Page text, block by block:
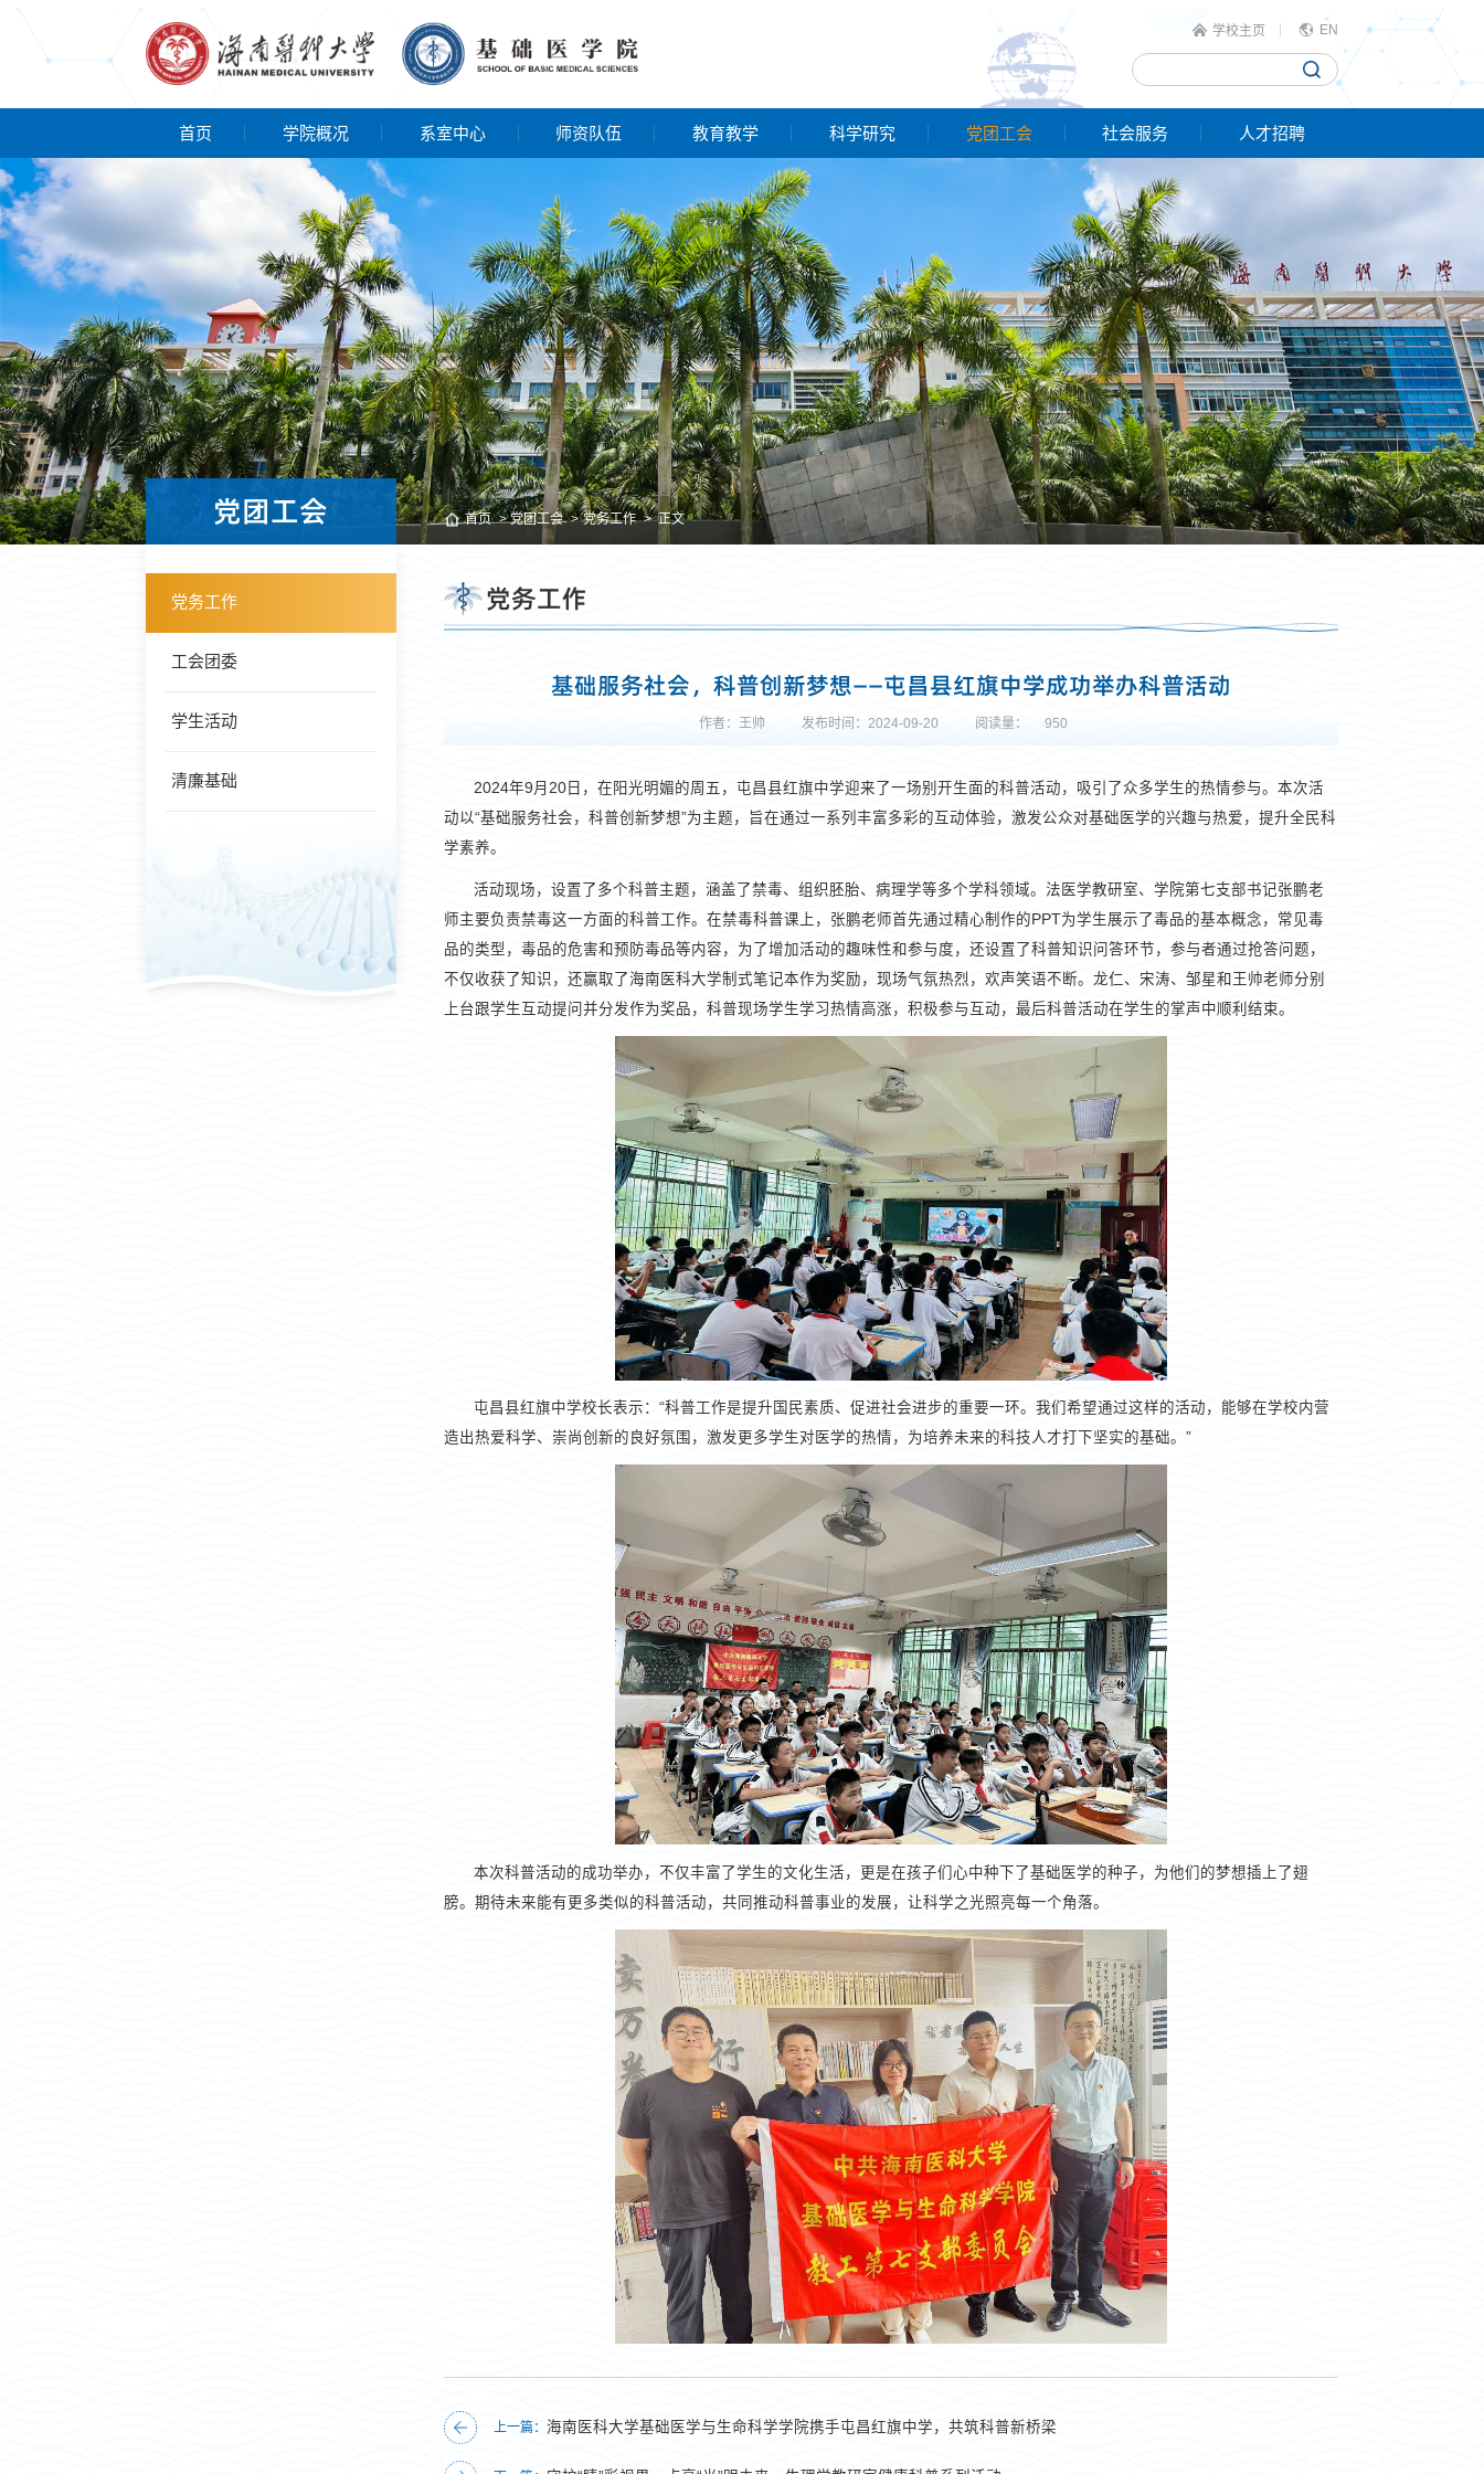
学校主页 EN
首页 学院概况 系室中心 师资队伍 教育教学 科学研究 党团工会 社会服务 人才招聘
党团工会
党务工作
工会团委
学生活动
清廉基础
首页 党团工会 党务工作 正文
党务工作
基础服务社会，科普创新梦想——屯昌县红旗中学成功举办科普活动
作者：王帅 发布时间：2024-09-20 阅读量： 950
2024年9月20日，在阳光明媚的周五，屯昌县红旗中学迎来了一场别开生面的科普活动，吸引了众多学生的热情参与。本次活
动以“基础服务社会，科普创新梦想”为主题，旨在通过一系列丰富多彩的互动体验，激发公众对基础医学的兴趣与热爱，提升全民科
学素养。
活动现场，设置了多个科普主题，涵盖了禁毒、组织胚胎、病理学等多个学科领域。法医学教研室、学院第七支部书记张鹏老
师主要负责禁毒这一方面的科普工作。在禁毒科普课上，张鹏老师首先通过精心制作的PPT为学生展示了毒品的基本概念，常见毒
品的类型，毒品的危害和预防毒品等内容，为了增加活动的趣味性和参与度，还设置了科普知识问答环节，参与者通过抢答问题，
不仅收获了知识，还赢取了海南医科大学制式笔记本作为奖励，现场气氛热烈，欢声笑语不断。龙仁、宋涛、邹星和王帅老师分别
上台跟学生互动提问并分发作为奖品，科普现场学生学习热情高涨，积极参与互动，最后科普活动在学生的掌声中顺利结束。
屯昌县红旗中学校长表示：“科普工作是提升国民素质、促进社会进步的重要一环。我们希望通过这样的活动，能够在学校内营
造出热爱科学、崇尚创新的良好氛围，激发更多学生对医学的热情，为培养未来的科技人才打下坚实的基础。”
本次科普活动的成功举办，不仅丰富了学生的文化生活，更是在孩子们心中种下了基础医学的种子，为他们的梦想插上了翅
膀。期待未来能有更多类似的科普活动，共同推动科普事业的发展，让科学之光照亮每一个角落。
上一篇： 海南医科大学基础医学与生命科学学院携手屯昌红旗中学，共筑科普新桥梁